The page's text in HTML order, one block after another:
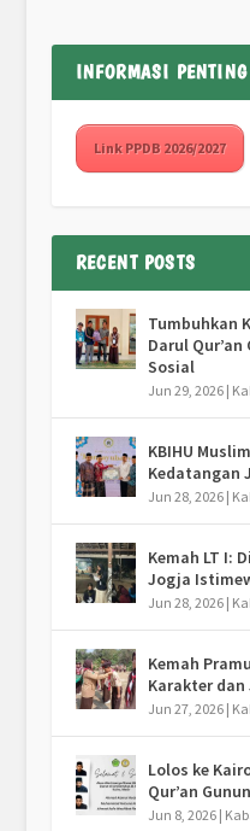
INFORMASI PENTING
Link PPDB 2026/2027
RECENT POSTS
Tumbuhkan
Darul
Sosial
Jun 29, 2026|
KBIHU
Kedatangan
Jun 28, 2026|
Kemah LT I:
Jogja
Jun 28, 2026|
Kemah
Karakter
Jun 27, 2026|
Lolos ke
Qur’an
Jun 8, 2026|